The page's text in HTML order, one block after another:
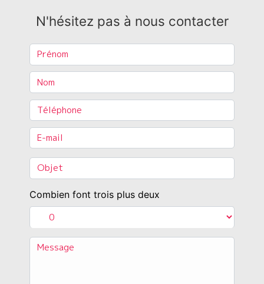
N'hésitez pas à nous contacter
Combien font trois plus deux